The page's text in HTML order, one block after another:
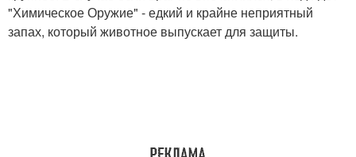
"Химическое Оружие" - едкий и крайне неприятный
запах, который животное выпускает для защиты.